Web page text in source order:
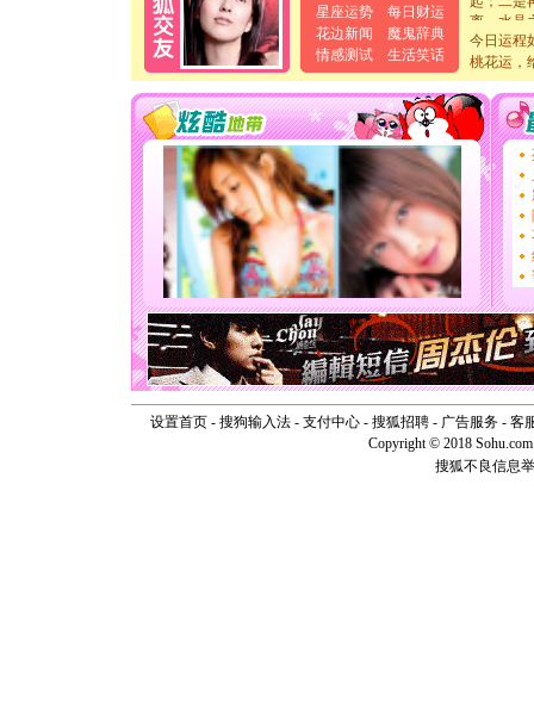
星座运势
每日财运
花边新闻
魔鬼辞典
情感测试
生活笑话
离。水晶
[元旦]
当
泣，这
卖了。水
[春节]风
颜！冬去
道一声
[春节]
传
片叶子
送你一
[圣诞节]
你太多
要平安
[圣诞节]
能正大
天都要快
[圣诞节]
如意,快
[元旦]看
断电。爱
你是我专
[元旦]
起；二是
离。水晶
今日运程
桃花运，
设置首页- 搜狗输入法- 支付中心- 搜狐招聘- 广告服务- 客
Copyright © 2018
搜狐不良信息